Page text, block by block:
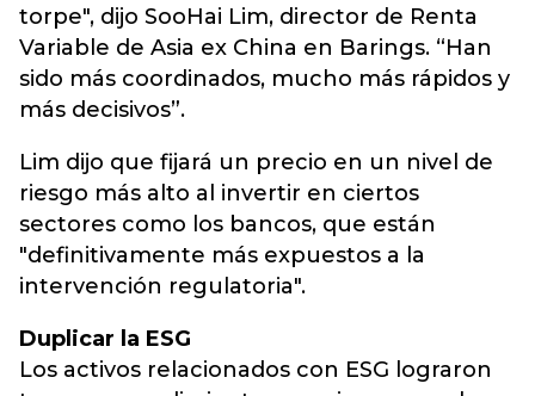
torpe", dijo SooHai Lim, director de Renta
Variable de Asia ex China en Barings. “Han
sido más coordinados, mucho más rápidos y
más decisivos”.
Lim dijo que fijará un precio en un nivel de
riesgo más alto al invertir en ciertos
sectores como los bancos, que están
"definitivamente más expuestos a la
intervención regulatoria".
Duplicar la ESG
Los activos relacionados con ESG lograron